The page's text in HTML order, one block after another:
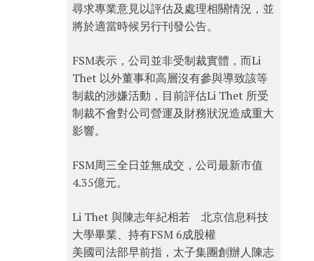
尋求專業意見以評估及處理相關情況，並
將於適當時候另行刊發公告。
FSM表示，公司並非受制裁實體，而Li
Thet 以外董事和高層沒有參與導致該等
制裁的涉嫌活動，目前評估Li Thet 所受
制裁不會對公司營運及財務狀況造成重大
影響。
FSM周三全日並無成交，公司最新市值
4.35億元。
Li Thet 與陳志年紀相若 北京信息科技
大學畢業、持有FSM 6成股權
美國司法部早前指，太子集團創辦人陳志